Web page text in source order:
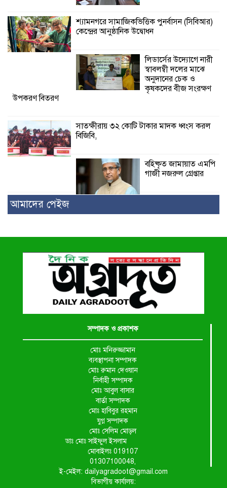
শ্যামনগরে সামাজিকভিত্তিক পুনর্বাসন (সিবিআর)
কেন্দ্রের আনুষ্ঠানিক উদ্বোধন
লিডার্সের উদ্যোগে নারী
স্বাবলম্বী দলের মাঝে
অনুদানের চেক ও
কৃষকদের বীজ সংরক্ষণ
উপকরণ বিতরণ
সাতক্ষীরায় ৩২ কোটি টাকার মাদক ধ্বংস করল
বিজিবি,
বহিষ্কৃত জামায়াত এমপি
গাজী নজরুল গ্রেপ্তার
আমাদের পেইজ
সম্পাদক ও প্রকাশক
মোঃ মনিরুজ্জামান
ব্যবস্থাপনা সম্পাদক
মোঃ রুমান দেওয়ান
নির্বাহী সম্পাদক
মোঃ আবুল বাসার
বার্তা সম্পাদক
মোঃ হাবিবুর রহমান
যুগ্ন সম্পাদক
মোঃ সেলিম মোড়ল
ডাঃ মোঃ সাইফুল ইসলাম
মোবাইলঃ 019107
01307100048,
ই-মেইল: dailyagradoot@gmail.com
বিভাগীয় কার্যালয়: